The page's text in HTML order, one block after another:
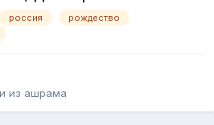
россия
рождество
из ашрама